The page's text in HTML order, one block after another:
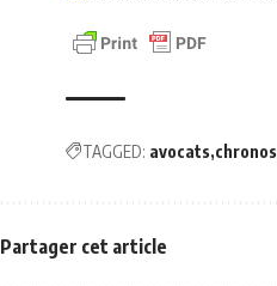
TAGGED: avocats chronos
Partager cet article